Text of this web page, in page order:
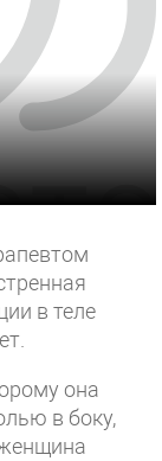
в теле
она
в боку,